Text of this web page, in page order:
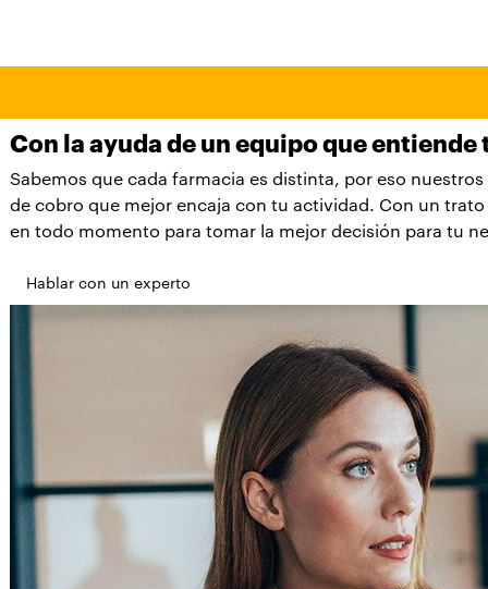
Con la ayuda de un equipo que
Sabemos que cada farmacia es distinta, por eso nuestros
de cobro que mejor encaja con tu actividad. Con un
en todo momento para tomar la mejor decisión para tu
Hablar con un experto